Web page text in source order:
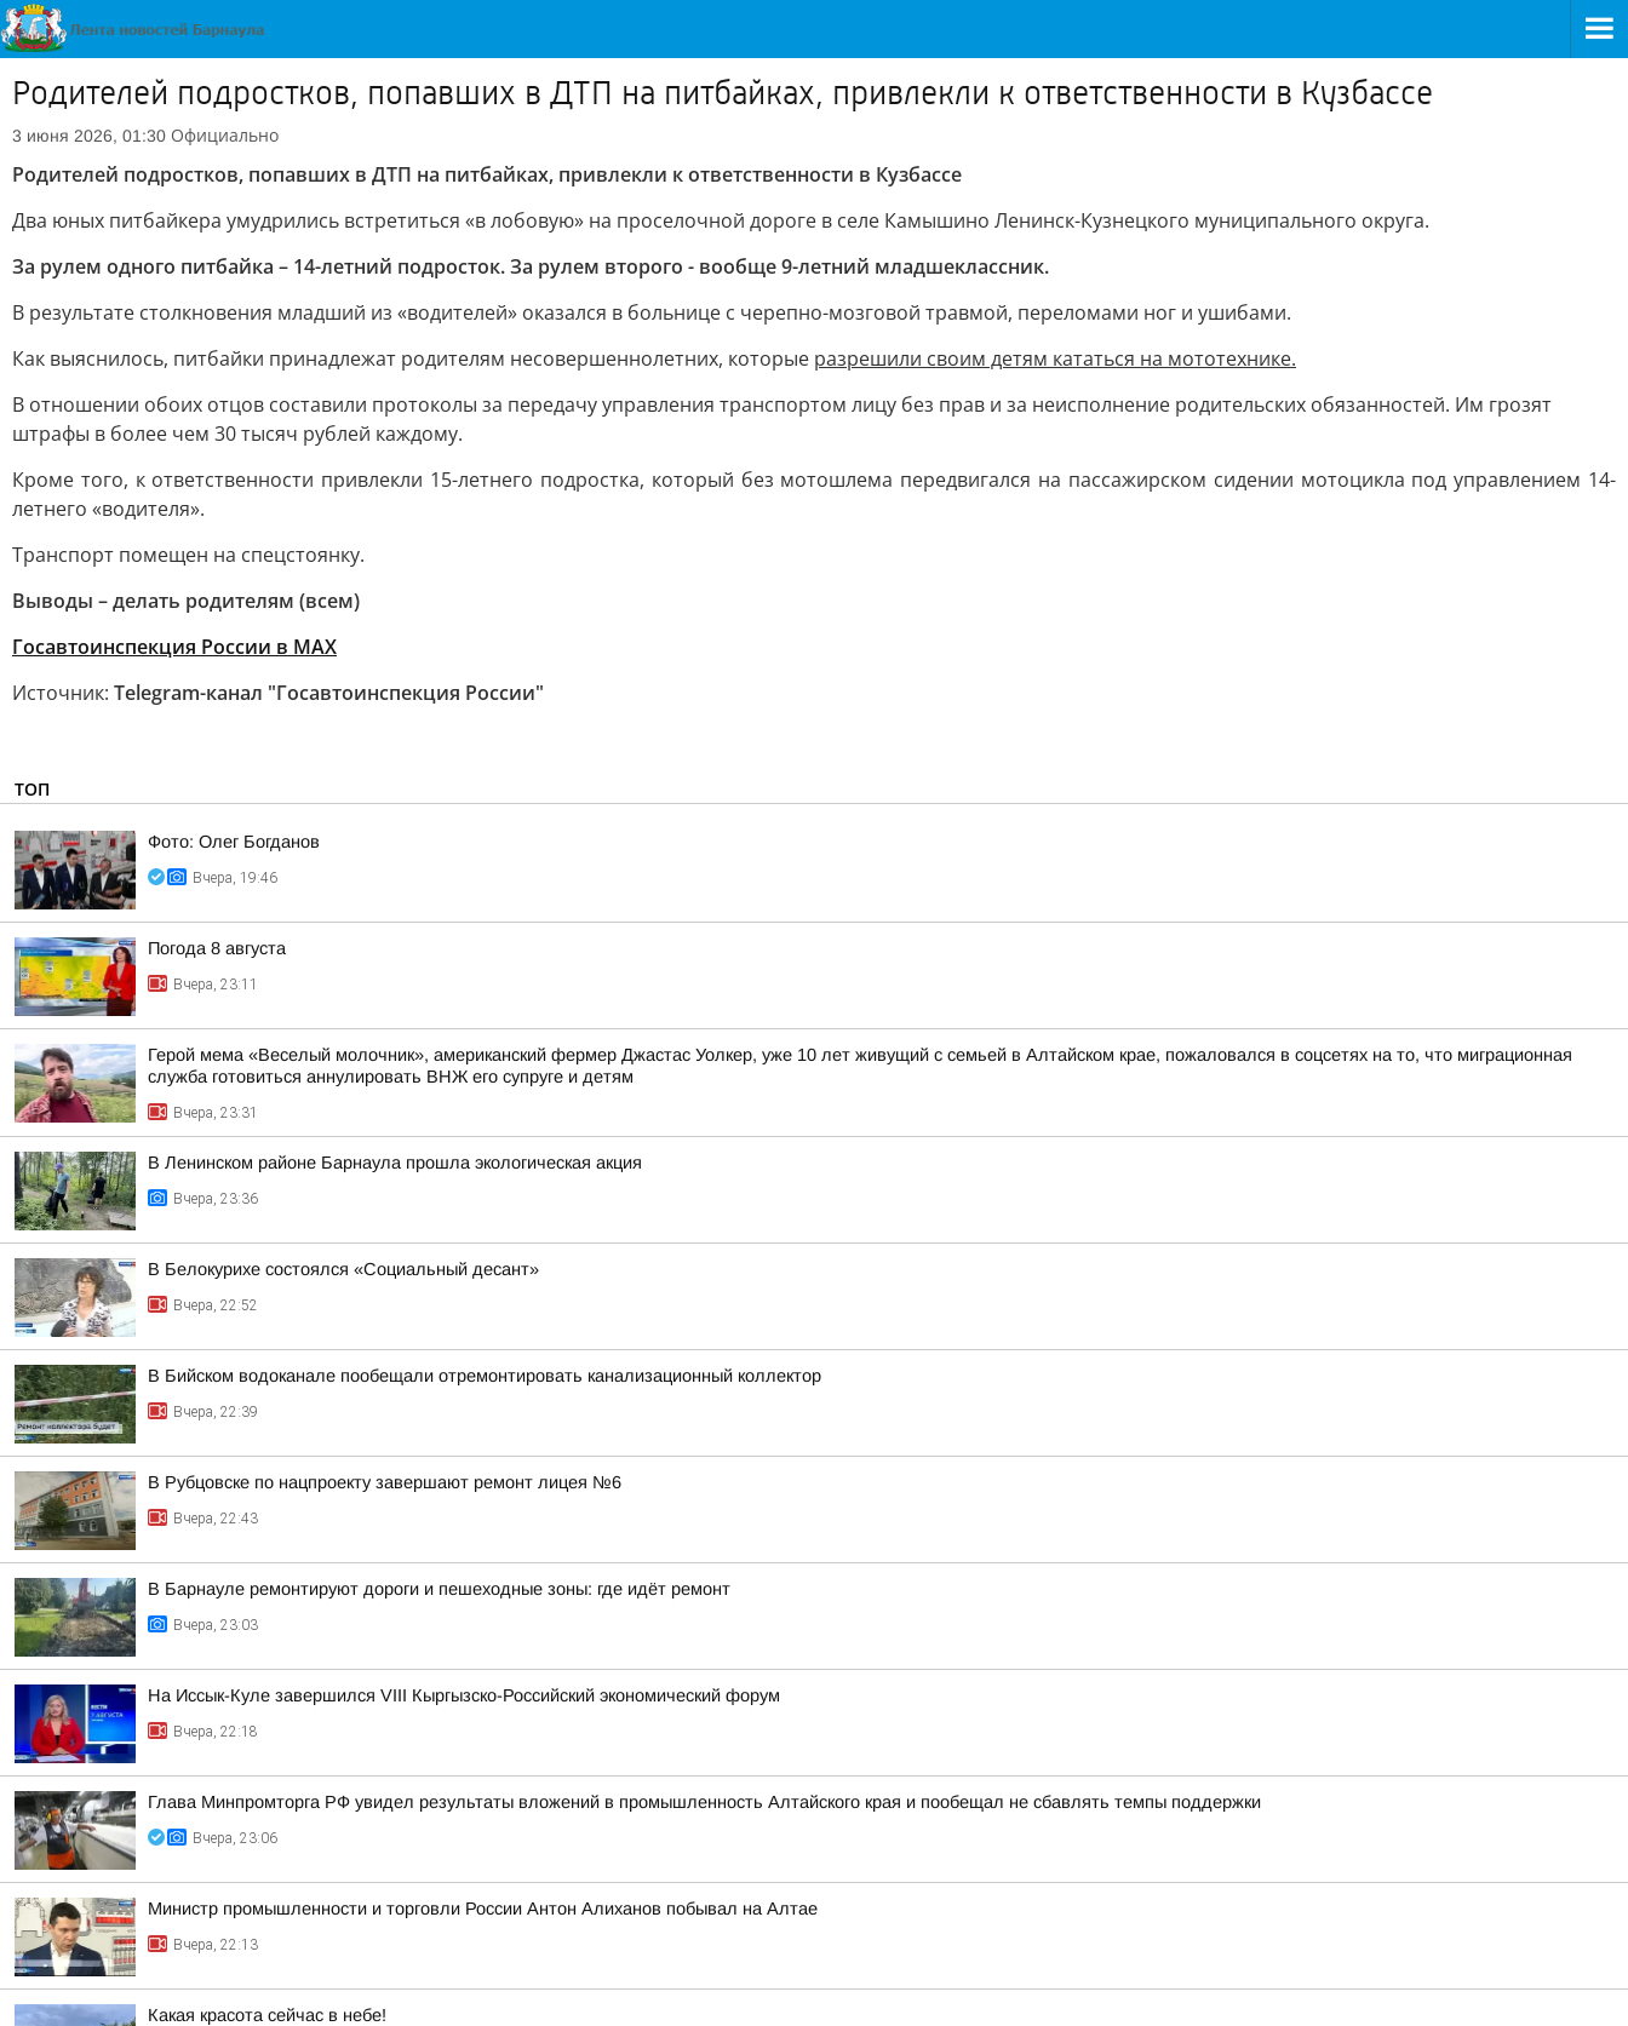
Родителей подростков, попавших в ДТП на питбайках, привлекли к ответственности в Кузбассе
3 июня 2026, 01:30 Официально
Родителей подростков, попавших в ДТП на питбайках, привлекли к ответственности в Кузбассе
Два юных питбайкера умудрились встретиться «в лобовую» на проселочной дороге в селе Камышино Ленинск-Кузнецкого муниципального округа.
За рулем одного питбайка – 14-летний подросток. За рулем второго - вообще 9-летний младшеклассник.
В результате столкновения младший из «водителей» оказался в больнице с черепно-мозговой травмой, переломами ног и ушибами.
Как выяснилось, питбайки принадлежат родителям несовершеннолетних, которые разрешили своим детям кататься на мототехнике.
В отношении обоих отцов составили протоколы за передачу управления транспортом лицу без прав и за неисполнение родительских обязанностей. Им грозят
штрафы в более чем 30 тысяч рублей каждому.
Кроме того, к ответственности привлекли 15-летнего подростка, который без мотошлема передвигался на пассажирском сидении мотоцикла под управлением 14-
летнего «водителя».
Транспорт помещен на спецстоянку.
Выводы – делать родителям (всем)
Госавтоинспекция России в МАХ
Источник: Telegram-канал "Госавтоинспекция России"
ТОП
Фото: Олег Богданов
Вчера, 19:46
Погода 8 августа
Вчера, 23:11
Герой мема «Веселый молочник», американский фермер Джастас Уолкер, уже 10 лет живущий с семьей в Алтайском крае, пожаловался в соцсетях на то, что миграционная
служба готовиться аннулировать ВНЖ его супруге и детям
Вчера, 23:31
В Ленинском районе Барнаула прошла экологическая акция
Вчера, 23:36
В Белокурихе состоялся «Социальный десант»
Вчера, 22:52
В Бийском водоканале пообещали отремонтировать канализационный коллектор
Вчера, 22:39
В Рубцовске по нацпроекту завершают ремонт лицея №6
Вчера, 22:43
В Барнауле ремонтируют дороги и пешеходные зоны: где идёт ремонт
Вчера, 23:03
На Иссык-Куле завершился VIII Кыргызско-Российский экономический форум
Вчера, 22:18
Глава Минпромторга РФ увидел результаты вложений в промышленность Алтайского края и пообещал не сбавлять темпы поддержки
Вчера, 23:06
Министр промышленности и торговли России Антон Алиханов побывал на Алтае
Вчера, 22:13
Какая красота сейчас в небе!